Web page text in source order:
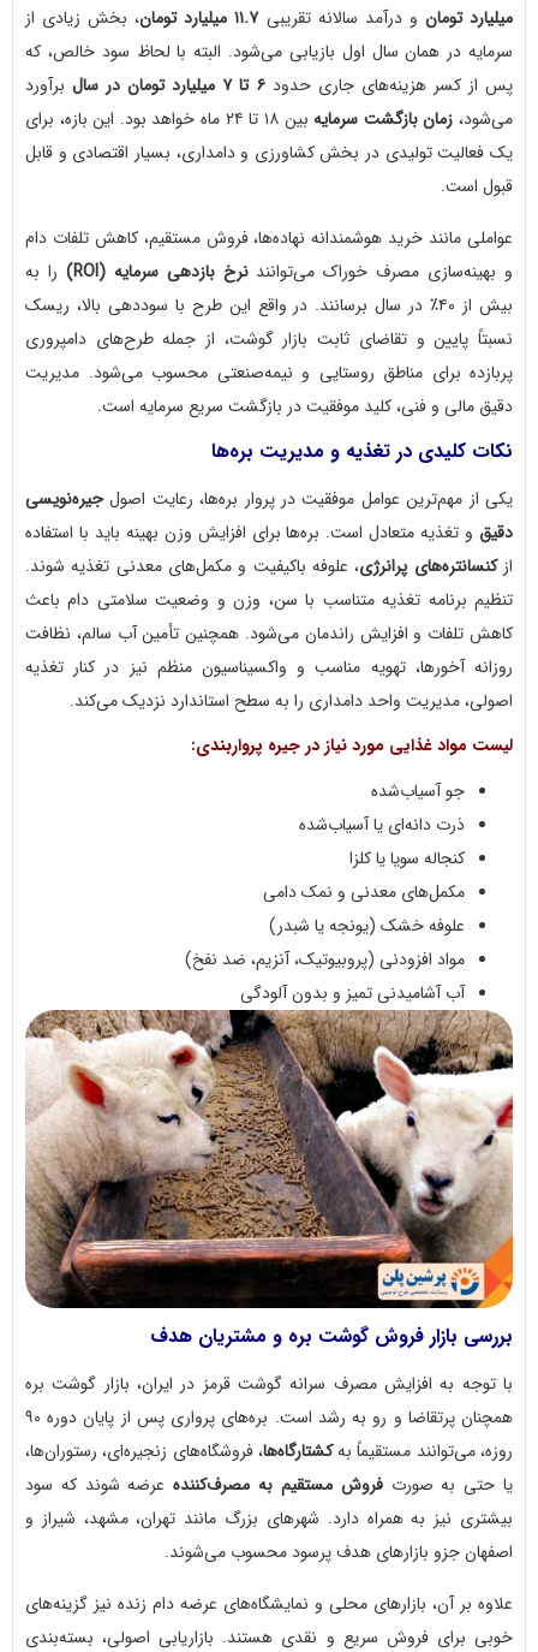
میلیارد تومانو درآمد سالانه تقریبی۱۱.۷ میلیارد تومان
، بخش زیادی از
سرمایه در همان سال اول بازیابی می‌شود. البته با لحاظ سود خالص، که
پس از کسر هزینه‌های جاری حدود۶ تا ۷ میلیارد تومان در سال
برآورد
می‌شود،زمان بازگشت سرمایه
بین ۱۸ تا ۲۴ ماه خواهد بود. این بازه، برای
یک فعالیت تولیدی در بخش کشاورزی و دامداری، بسیار اقتصادی و قابل
قبول است.
عواملی مانند خرید هوشمندانه نهاده‌ها، فروش مستقیم، کاهش تلفات دام
و بهینه‌سازی مصرف خوراک می‌توانندنرخ بازدهی سرمایه (ROI)
را به
بیش از ۴۰٪ در سال برسانند. در واقع این طرح با سوددهی بالا، ریسک
نسبتاً پایین و تقاضای ثابت بازار گوشت، از جمله طرح‌های دامپروری
پربازده برای مناطق روستایی و نیمه‌صنعتی محسوب می‌شود. مدیریت
دقیق مالی و فنی، کلید موفقیت در بازگشت سریع سرمایه است.
نکات کلیدی در تغذیه و مدیریت بره‌ها
یکی از مهم‌ترین عوامل موفقیت در پروار بره‌ها، رعایت اصولجیره‌نویسی
دقیقو تغذیه متعادل است. بره‌ها برای افزایش وزن بهینه باید با استفاده
کنسانتره‌های پرانرژی، علوفه باکیفیت و مکمل‌های معدنی تغذیه شوند.
تنظیم برنامه تغذیه متناسب با سن، وزن و وضعیت سلامتی دام باعث
کاهش تلفات و افزایش راندمان می‌شود. همچنین تأمین آب سالم، نظافت
روزانه آخورها، تهویه مناسب و واکسیناسیون منظم نیز در کنار تغذیه
اصولی، مدیریت واحد دامداری را به سطح استاندارد نزدیک می‌کند.
لیست مواد غذایی مورد نیاز در جیره پرواربندی:
جو آسیاب‌شده
ذرت دانه‌ای یا آسیاب‌شده
کنجاله سویا یا کلزا
مکمل‌های معدنی و نمک دامی
علوفه خشک (یونجه یا شبدر)
مواد افزودنی (پروبیوتیک، آنزیم، ضد نفخ)
آب آشامیدنی تمیز و بدون آلودگی
بررسی بازار فروش گوشت بره و مشتریان هدف
با توجه به افزایش مصرف سرانه گوشت قرمز در ایران، بازار گوشت بره
همچنان پرتقاضا و رو به رشد است. بره‌های پرواری پس از پایان دوره ۹۰
روزه، می‌توانند مستقیماً به کشتارگاه‌ها، فروشگاه‌های زنجیره‌ای، رستوران‌ها،
یا حتی به صورتفروش مستقیم به مصرف‌کنندهعرضه شوند که سود
بیشتری نیز به همراه دارد. شهرهای بزرگ مانند تهران، مشهد، شیراز و
اصفهان جزو بازارهای هدف پرسود محسوب می‌شوند.
علاوه بر آن، بازارهای محلی و نمایشگاه‌های عرضه دام زنده نیز گزینه‌های
خوبی برای فروش سریع و نقدی هستند. بازاریابی اصولی، بسته‌بندی